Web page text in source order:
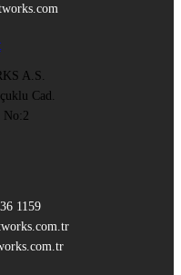
A.S.
Cad.
No:2
1159